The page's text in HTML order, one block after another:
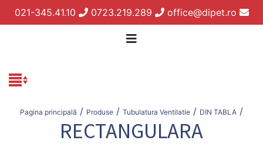
021-345.41.10 0723.219.289 office@dipet.ro
Pagina principală / Produse / Tubulatura Ventilatie / DIN TABLA /
RECTANGULARA